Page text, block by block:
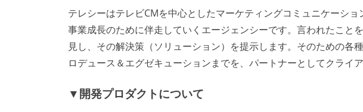
テレシーはテレビCMを中心としたマーケティングコミュニケーシ
事業成長のために伴走していくエージェンシーです。言われたこと
見し、その解決策（ソリューション）を提示します。そのための各
ロデュース＆エグゼキューションまでを、パートナーとしてクライ
▼開発プロダクトについて